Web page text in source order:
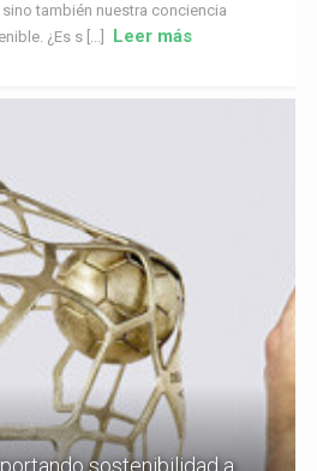
también nuestra conciencia
¿Es s [...]
Leer más
sostenibilidad a